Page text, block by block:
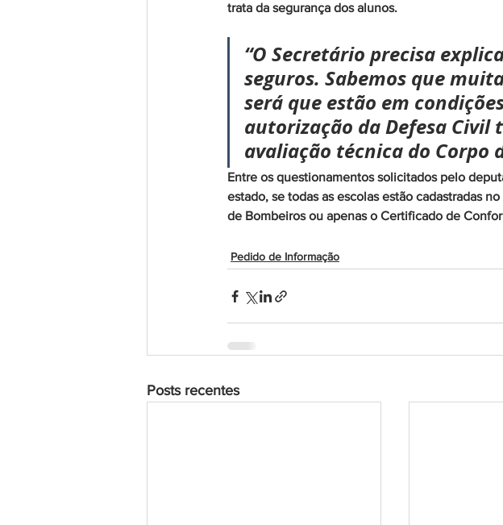
trata da segurança dos alunos.
“O Secretário precisa
seguros. Sabemos que
será que estão em
autorização da Defesa Civil
avaliação técnica do Corpo
Entre os questionamentos solicitados pelo
estado, se todas as escolas estão cadastradas
de Bombeiros ou apenas o Certificado de
Pedido de Informação
Posts recentes